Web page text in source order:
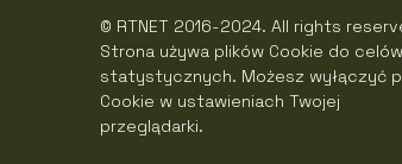
© RTNET 2016-2024. All rights
Strona używa plików Cookie do celów
statystycznych. Możesz wyłączyć
Cookie w ustawieniach Twojej
przeglądarki.